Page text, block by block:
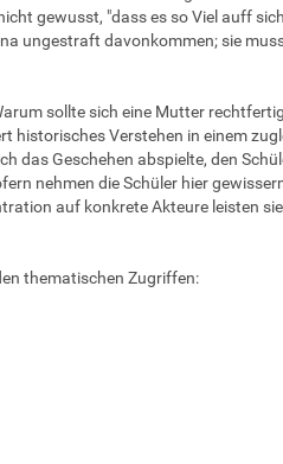
gewusst, "dass es so Viel auff
ungestraft davonkommen; sie
sollte sich eine Mutter
historisches Verstehen in einem
das Geschehen abspielte, den
nehmen die Schüler hier
auf konkrete Akteure leisten
thematischen Zugriffen: